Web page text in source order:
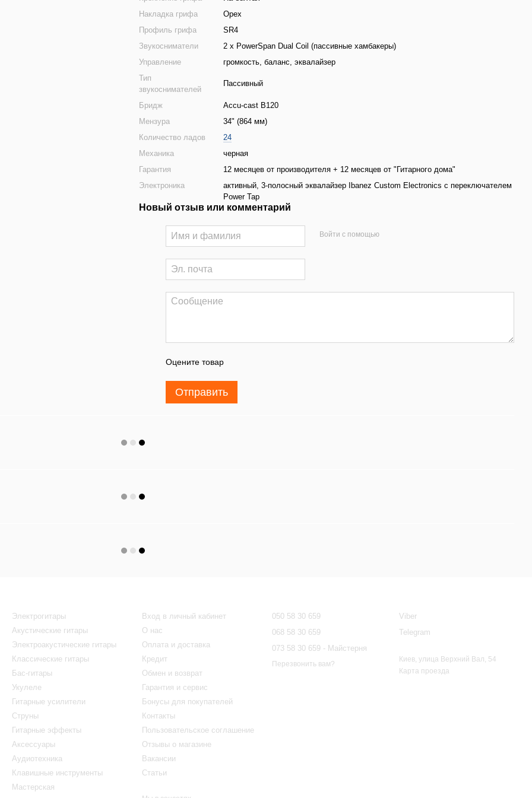
Накладка грифа
Орех
Профиль грифа
SR4
Звукосниматели
2 x PowerSpan Dual Coil (пассивные хамбакеры)
Управление
громкость, баланс, эквалайзер
Тип
звукоснимателей
Пассивный
Бридж
Accu-cast B120
Мензура
34" (864 мм)
Количество ладов
24
Механика
черная
Гарантия
12 месяцев от производителя + 12 месяцев от "Гитарного дома"
Электроника
активный, 3-полосный эквалайзер Ibanez Custom Electronics с переключателем
Power Tap
Новый отзыв или комментарий
Войти с помощью
Оцените товар
Отправить
Электрогитары
Акустические гитары
Электроакустические гитары
Классические гитары
Бас-гитары
Укулеле
Гитарные усилители
Струны
Гитарные эффекты
Аксессуары
Аудиотехника
Клавишные инструменты
Мастерская
Вход в личный кабинет
О нас
Оплата и доставка
Кредит
Обмен и возврат
Гарантия и сервис
Бонусы для покупателей
Контакты
Пользовательское соглашение
Отзывы о магазине
Вакансии
Статьи
050 58 30 659
068 58 30 659
073 58 30 659 - Майстерня
Перезвонить вам?
Viber
Telegram
Киев, улица Верхний Вал, 54
Карта проезда